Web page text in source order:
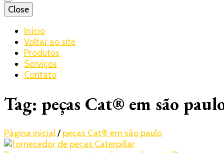
Realtrac
Blog – Realtrac
Close
Início
Voltar ao site
Produtos
Serviços
Contato
Tag: peças Cat® em são
Página inicial/ peças Cat® em são paulo